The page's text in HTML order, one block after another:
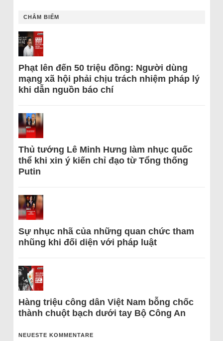
CHÂM BIẾM
Phạt lên đến 50 triệu đồng: Người dùng
mạng xã hội phải chịu trách nhiệm pháp lý
khi dẫn nguồn báo chí
Thủ tướng Lê Minh Hưng làm nhục quốc
thể khi xin ý kiến chỉ đạo từ Tổng thống
Putin
Sự nhục nhã của những quan chức tham
nhũng khi đối diện với pháp luật
Hàng triệu công dân Việt Nam bỗng chốc
thành chuột bạch dưới tay Bộ Công An
NEUESTE KOMMENTARE